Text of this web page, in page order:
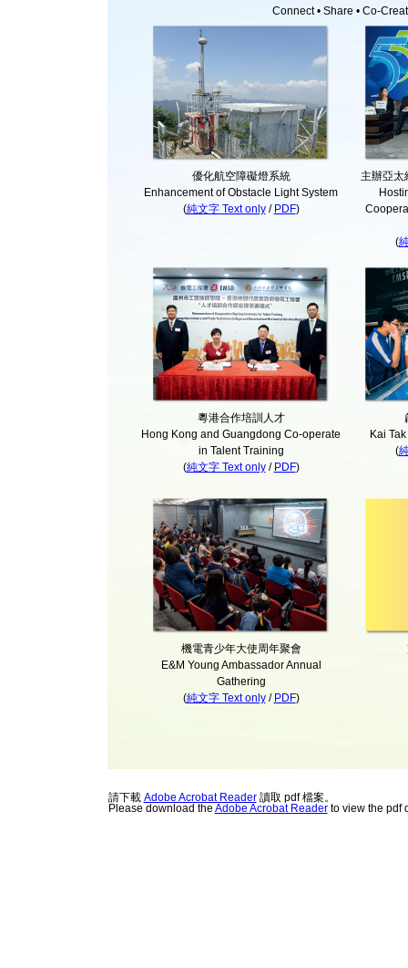
Connect • Share • Co-
優化航空障礙燈系統
Enhancement of Obstacle Light System
(純文字 Text only/ PDF)
主辦亞太
(
粵港合作培訓人才
Hong Kong and Guangdong Co-operate
in Talent Training
(純文字 Text only/ PDF)
Kai
(
機電青少年大使周年聚會
E&M Young Ambassador Annual
Gathering
(純文字 Text only/ PDF)
請下載 Adobe Acrobat Reader讀取 pdf 檔案。
Please download the Adobe Acrobat Readerto view the pdf